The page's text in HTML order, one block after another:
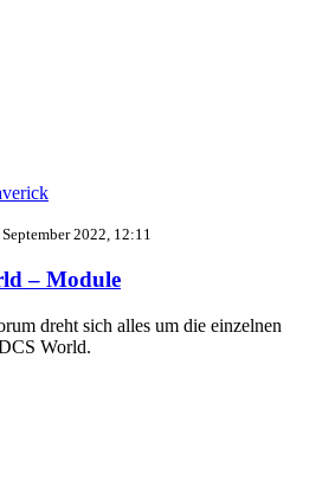
2022, 12:11
– Module
dreht sich alles um die einzelnen
World.